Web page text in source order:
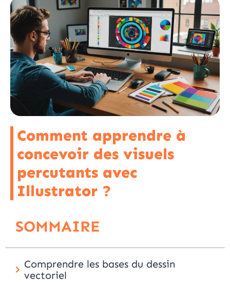
Comment apprendre à
concevoir des visuels
percutants avec
Illustrator ?
SOMMAIRE
Comprendre les bases du dessin
vectoriel